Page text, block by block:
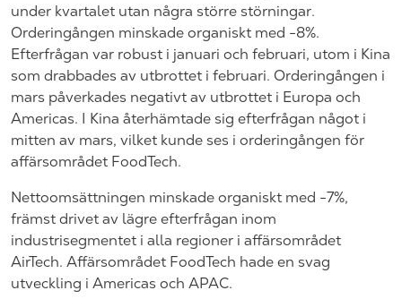
under kvartalet utan några större störningar.
Orderingången minskade organiskt med -8%.
Efterfrågan var robust i januari och februari, utom i Kina
som drabbades av utbrottet i februari. Orderingången i
mars påverkades negativt av utbrottet i Europa och
Americas. I Kina återhämtade sig efterfrågan något i
mitten av mars, vilket kunde ses i orderingången för
affärsområdet FoodTech.
Nettoomsättningen minskade organiskt med -7%,
främst drivet av lägre efterfrågan inom
industrisegmentet i alla regioner i affärsområdet
AirTech. Affärsområdet FoodTech hade en svag
utveckling i Americas och APAC.